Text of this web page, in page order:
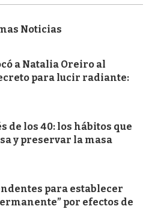
Noticias
a Natalia Oreiro al
para lucir radiante:
de los 40: los hábitos que
y preservar la masa
para establecer
por efectos de